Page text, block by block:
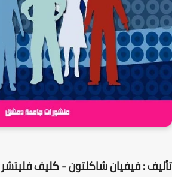
تأليف : فيفيان شاكلتون - كليف فليتشر